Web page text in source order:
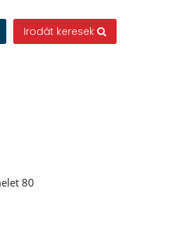
Irodát keresek
80